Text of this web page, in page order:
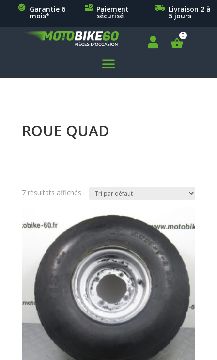
Garantie 6
mois*
Paiement
sécurisé
Livraison 2 à
5 jours

a
ROUE QUAD
7 résultats affichés